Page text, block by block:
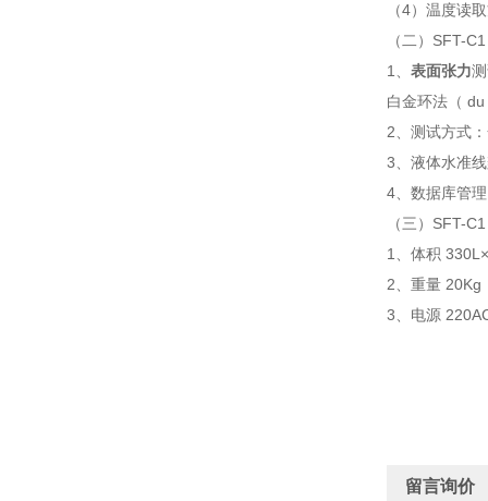
（4）温度读
（二）SFT-
1、 表面张力
白金环法（
2、测试方式
3、液体水准
4、数据库管
（三）SFT-
1、体积
2、重量 20Kg
3、电源
留言询价